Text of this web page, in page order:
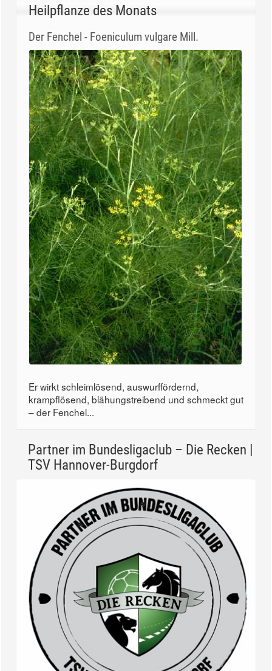
Heilpflanze des Monats
Der Fenchel - Foeniculum vulgare Mill.
Er wirkt schleimlösend, auswurffördernd,
krampflösend, blähungstreibend und schmeckt gut
– der Fenchel...
Partner im Bundesligaclub – Die Recken |
TSV Hannover-Burgdorf